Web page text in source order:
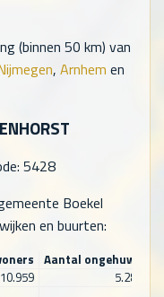
(binnen 50 km) van
, Arnhem en
5428
Boekel
en buurten:
Aantal ongehuwd
10.959
5.284